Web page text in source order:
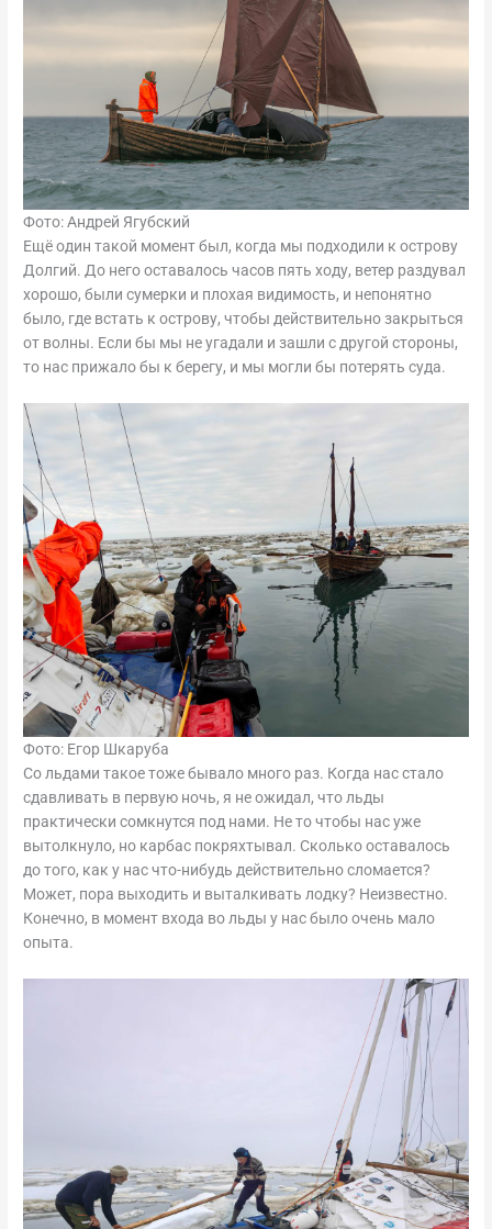
Фото: Андрей Ягубский
Ещё один такой момент был, когда мы подходили к острову
Долгий. До него оставалось часов пять ходу, ветер раздувал
хорошо, были сумерки и плохая видимость, и непонятно
было, где встать к острову, чтобы действительно закрыться
от волны. Если бы мы не угадали и зашли с другой стороны,
то нас прижало бы к берегу, и мы могли бы потерять суда.
Фото: Егор Шкаруба
Со льдами такое тоже бывало много раз. Когда нас стало
сдавливать в первую ночь, я не ожидал, что льды
практически сомкнутся под нами. Не то чтобы нас уже
вытолкнуло, но карбас покряхтывал. Сколько оставалось
до того, как у нас что-нибудь действительно сломается?
Может, пора выходить и выталкивать лодку? Неизвестно.
Конечно, в момент входа во льды у нас было очень мало
опыта.